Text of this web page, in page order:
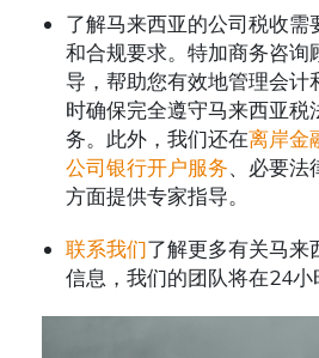
了解马来西亚的公司税收需
和合规要求。特加商务咨询
导，帮助您有效地管理会计
时确保完全遵守马来西亚税
务。此外，我们还在离岸金
公司银行开户服务、必要法
方面提供专家指导。
联系我们了解更多有关马来
信息，我们的团队将在24小